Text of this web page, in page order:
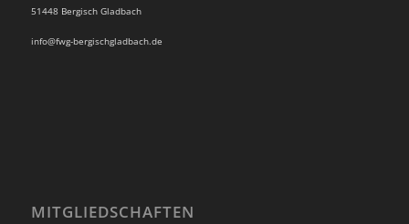
51448 Bergisch Gladbach
info@fwg-bergischgladbach.de
MITGLIEDSCHAFTEN